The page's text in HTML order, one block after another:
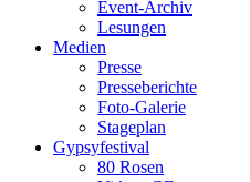
Event-Archiv
Lesungen
Medien
Presse
Presseberichte
Foto-Galerie
Stageplan
Gypsyfestival
80 Rosen